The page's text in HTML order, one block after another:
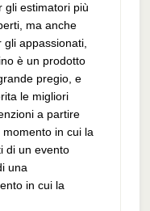
gli estimatori più
ma anche
gli appassionati,
è un prodotto
pregio, e
le migliori
a partire
momento in cui la
di un evento
una
in cui la